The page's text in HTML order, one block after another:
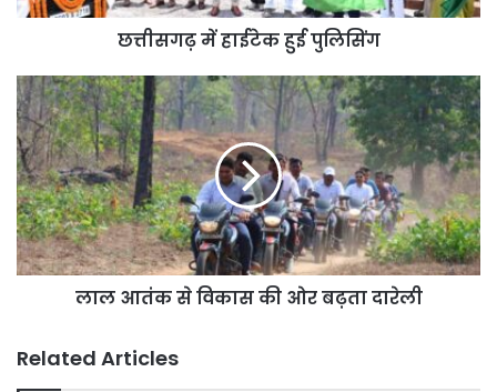
​छत्तीसगढ़ में हाईटेक हुई पुलिसिंग
लाल
आतंक
से
विकास
की
ओर
बढ़ता
दारेली
लाल आतंक से विकास की ओर बढ़ता दारेली
Related Articles